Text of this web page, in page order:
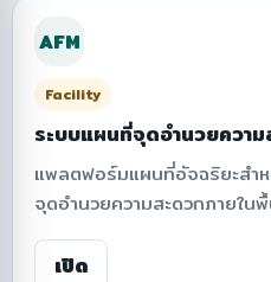
AFM
Facility
ระบบแผนที่จุดอำนวยความ
แพลตฟอร์มแผนที่อัจฉริยะสำ
จุดอำนวยความสะดวกภายใ
ตำแหน่งสิ่งอำนวยความสะดว
จอดรถ ทางลาด ห้องน้ำ
เปิด